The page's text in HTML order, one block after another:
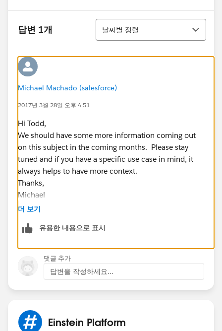
답변 1개
정렬
날짜별 정렬
Michael Machado (salesforce)
2017년 3월 28일 오후 4:51
Hi Todd,
We should have some more information coming out
on this subject in the coming months. Please stay
tuned and if you have a specific use case in mind, it
always helps to have more context.
Thanks,
Michael
더 보기
유용한 내용으로 표시
댓글 추가
답변을 작성하세요...
Einstein Platform